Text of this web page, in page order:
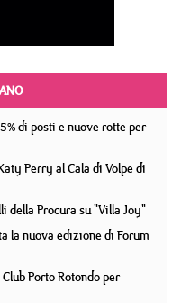
di posti e nuove rotte per
Perry al Cala di Volpe di
della Procura su "Villa Joy"
la nuova edizione di Forum
Porto Rotondo per